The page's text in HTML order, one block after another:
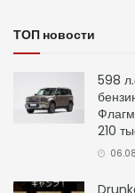
ТОП новости
598
210